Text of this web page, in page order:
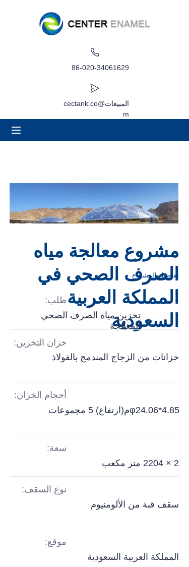
86-020-34061629
المبيعات@cectank.co
m
مشروع معالجة مياه
الصرف الصحي في
المملكة العربية
السعودية
تفاصيل المشروع
طلب:
تخزين مياه الصرف الصحي
المعالجة
خزان التخزين:
خزانات من الزجاج المندمج بالفولاذ
أحجام الخزان:
φ24.06*4.85م(ارتفاع) 5 مجموعات
سعة:
2 × 2204 متر مكعب
نوع السقف:
سقف قبة من الألومنيوم
موقع:
المملكة العربية السعودية
التطبيقات
اتصال